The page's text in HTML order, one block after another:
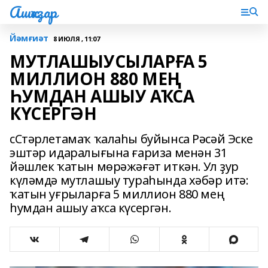
Ашҡаҙар
Йәмғиәт 8 ИЮЛЯ , 11:07
МУТЛАШЫУСЫЛАРҒА 5
МИЛЛИОН 880 МЕҢ
ҺУМДАН АШЫУ АҠСА
КҮСЕРГӘН
сСтәрлетамаҡ ҡалаһы буйынса Рәсәй Эске
эштәр идаралығына ғариза менән 31
йәшлек ҡатын мөрәжәғәт иткән. Ул ҙур
күләмдә мутлашыу тураһында хәбәр итә:
ҡатын уғрыларға 5 миллион 880 мең
һумдан ашыу аҡса күсергән.